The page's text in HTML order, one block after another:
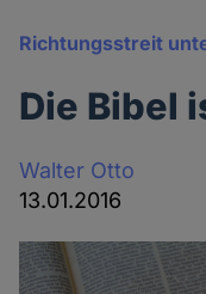
Richtungsstreit
Die Bibel
Walter Otto
13.01.2016